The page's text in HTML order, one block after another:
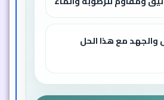
والجهد مع هذا الحل